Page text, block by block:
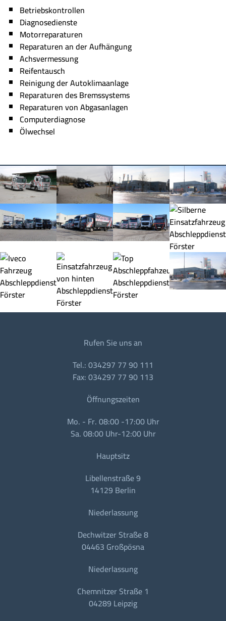
Betriebskontrollen
Diagnosedienste
Motorreparaturen
Reparaturen an der Aufhängung
Achsvermessung
Reifentausch
Reinigung der Autoklimaanlage
Reparaturen des Bremssystems
Reparaturen von Abgasanlagen
Computerdiagnose
Ölwechsel
Rufen Sie uns an
Tel.: 034297 77 90 111
Fax: 034297 77 90 113
Öffnungszeiten
Mo. - Fr. 08:00 -17:00 Uhr
Sa. 08:00 Uhr-12:00 Uhr
Hauptsitz
Libellenstraße 9
14129 Berlin
Niederlassung
Dechwitzer Straße 8
04463 Großpösna
Niederlassung
Chemnitzer Straße 1
04289 Leipzig